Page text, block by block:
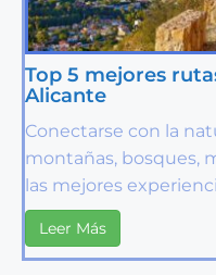
Top 5 mejores
Alicante
Conectarse con la
montañas, bosques,
las mejores
Leer Más